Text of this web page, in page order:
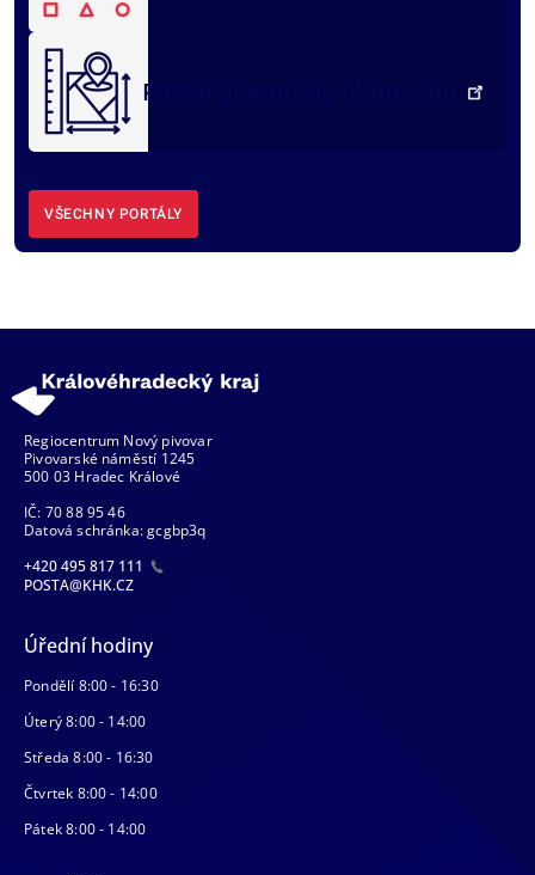
Portál územního plánování
VŠECHNY PORTÁLY
Regiocentrum Nový pivovar
Pivovarské náměstí 1245
500 03 Hradec Králové
IČ: 70 88 95 46
Datová schránka: gcgbp3q
+420 495 817 111
POSTA@KHK.CZ
Úřední hodiny
Pondělí 8:00 - 16:30
Úterý 8:00 - 14:00
Středa 8:00 - 16:30
Čtvrtek 8:00 - 14:00
Pátek 8:00 - 14:00